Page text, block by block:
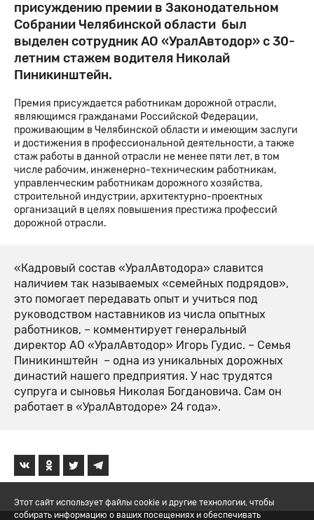
присуждению премии в Законодательном
Собрании Челябинской области был
выделен сотрудник АО «УралАвтодор» с 30-
летним стажем водителя Николай
Пиникинштейн.
Премия присуждается работникам дорожной отрасли,
являющимся гражданами Российской Федерации,
проживающим в Челябинской области и имеющим заслуги
и достижения в профессиональной деятельности, а также
стаж работы в данной отрасли не менее пяти лет, в том
числе рабочим, инженерно-техническим работникам,
управленческим работникам дорожного хозяйства,
строительной индустрии, архитектурно-проектных
организаций в целях повышения престижа профессий
дорожной отрасли.
«Кадровый состав «УралАвтодора» славится
наличием так называемых «семейных подрядов»,
это помогает передавать опыт и учиться под
руководством наставников из числа опытных
работников, – комментирует генеральный
директор АО «УралАвтодор» Игорь Гудис. – Семья
Пиникинштейн – одна из уникальных дорожных
династий нашего предприятия. У нас трудятся
супруга и сыновья Николая Богдановича. Сам он
работает в «УралАвтодоре» 24 года».
Этот сайт использует файлы cookie и другие технологии, чтобы
собирать информацию о ваших посещениях и обеспечивать